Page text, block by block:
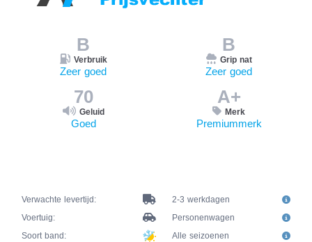
B
Verbruik
Zeer goed
B
Grip nat
Zeer goed
70
Geluid
Goed
A+
Merk
Premiummerk
Verwachte levertijd:
2-3 werkdagen
Voertuig:
Personenwagen
Soort band:
Alle seizoenen